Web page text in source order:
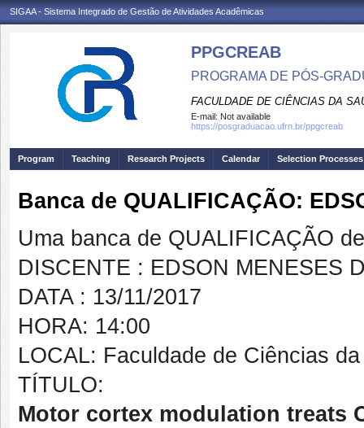
SIGAA - Sistema Integrado de Gestão de Atividades Acadêmicas
PPGCREAB
PROGRAMA DE PÓS-
FACULDADE DE CIÊNCIAS DA
E-mail: Not available
https://posgraduacao.ufrn.br/ppgcreab
Program Teaching Research Projects Calendar Selection Processes
Banca de QUALIFICAÇÃO:
Uma banca de QUALIFICAÇÃO
DISCENTE : EDSON MENESES
DATA : 13/11/2017
HORA: 14:00
LOCAL: Faculdade de Ciências
TÍTULO:
Motor cortex modulation treats